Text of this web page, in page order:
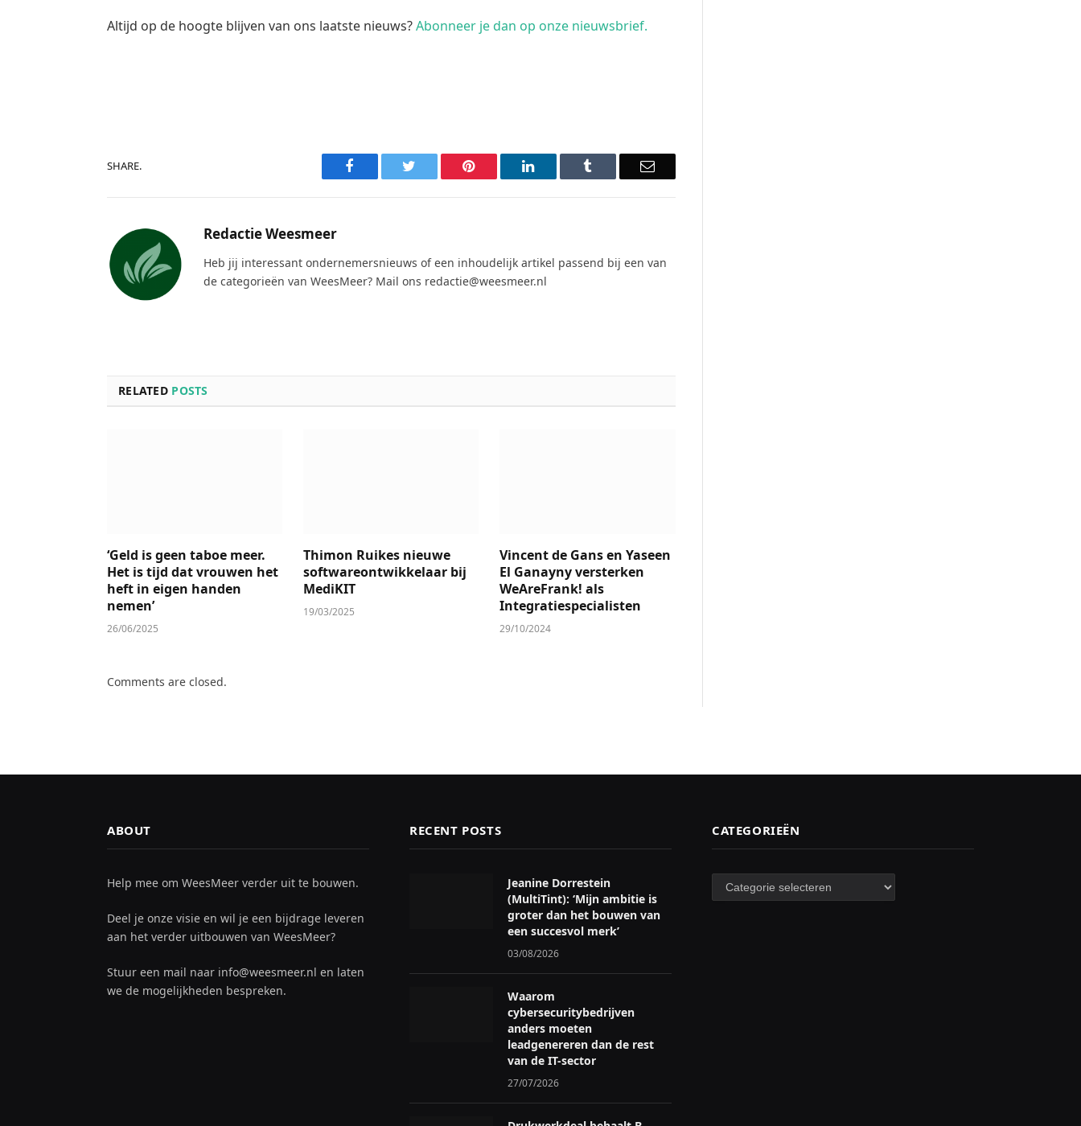
Altijd op de hoogte blijven van ons laatste nieuws?Abonneer je dan op onze nieuwsbrief.
SHARE. Facebook Pinterest LinkedIn Email
Redactie Weesmeer
Heb jij interessant ondernemersnieuws of een inhoudelijk artikel passend bij een van
de categorieën van WeesMeer? Mail ons redactie@weesmeer.nl
RELATED POSTS
‘Geld is geen taboe meer.
Het is tijd dat vrouwen het
heft in eigen handen
nemen’
26/06/2025
Thimon Ruikes nieuwe
softwareontwikkelaar bij
MediKIT
19/03/2025
Vincent de Gans en Yaseen
El Ganayny versterken
WeAreFrank! als
Integratiespecialisten
29/10/2024
Comments are closed.
ABOUT
Help mee om WeesMeer verder uit te bouwen.
Deel je onze visie en wil je een bijdrage leveren
aan het verder uitbouwen van WeesMeer?
Stuur een mail naar info@weesmeer.nl en laten
we de mogelijkheden bespreken.
RECENT POSTS
Jeanine Dorrestein
(MultiTint): ‘Mijn ambitie is
groter dan het bouwen van
een succesvol merk’
03/08/2026
Waarom
cybersecuritybedrijven
anders moeten
leadgenereren dan de rest
van de IT-sector
27/07/2026
CATEGORIEËN
Categorieën